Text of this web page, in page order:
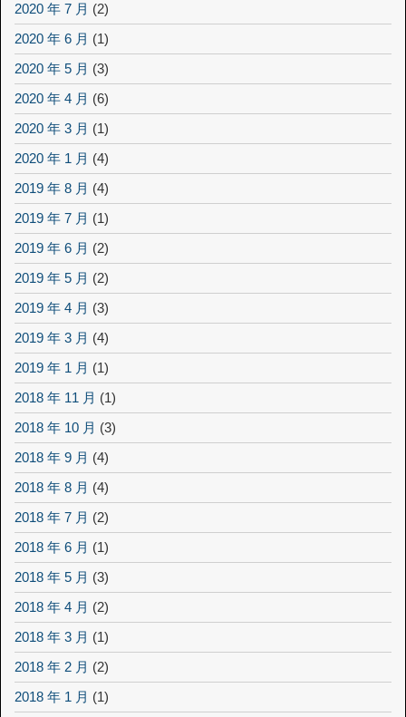
2020 年 7 月 (2)
2020 年 6 月 (1)
2020 年 5 月 (3)
2020 年 4 月 (6)
2020 年 3 月 (1)
2020 年 1 月 (4)
2019 年 8 月 (4)
2019 年 7 月 (1)
2019 年 6 月 (2)
2019 年 5 月 (2)
2019 年 4 月 (3)
2019 年 3 月 (4)
2019 年 1 月 (1)
2018 年 11 月 (1)
2018 年 10 月 (3)
2018 年 9 月 (4)
2018 年 8 月 (4)
2018 年 7 月 (2)
2018 年 6 月 (1)
2018 年 5 月 (3)
2018 年 4 月 (2)
2018 年 3 月 (1)
2018 年 2 月 (2)
2018 年 1 月 (1)